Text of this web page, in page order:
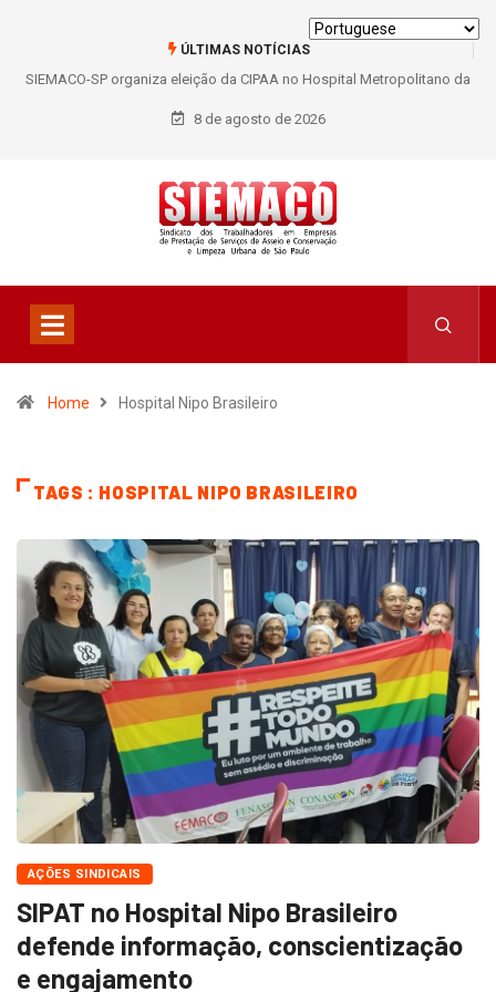
ÚLTIMAS NOTÍCIAS
SIEMACO-SP organiza eleição da CIPAA no Hospital Metropolitano da
Lapa e fortalece participação dos trabalhadores
8 de agosto de 2026
Home Hospital Nipo Brasileiro
TAGS : HOSPITAL NIPO BRASILEIRO
AÇÕES SINDICAIS
SIPAT no Hospital Nipo Brasileiro
defende informação, conscientização
e engajamento